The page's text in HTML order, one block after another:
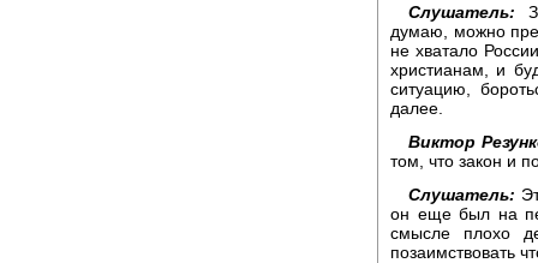
Слушатель:
думаю, можно
не хватало
христианам, и
ситуацию,
далее.
Виктор
том, что закон и
Слушатель:
он еще был на
смысле плохо
позаимствовать